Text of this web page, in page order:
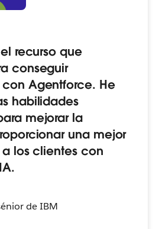
recurso que
conseguir
Agentforce. He
habilidades
mejorar la
una mejor
los clientes con
de IBM